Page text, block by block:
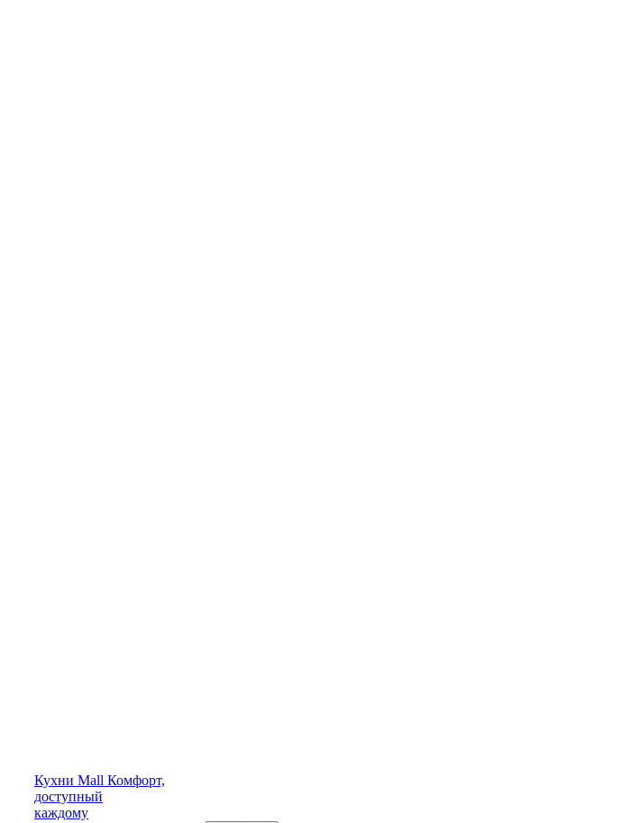
Кухни Mall Комфорт,
доступный
каждому